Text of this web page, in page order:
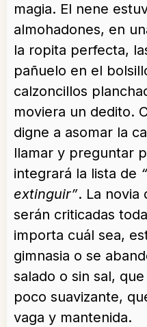
magia. El nene
almohadones, en
la ropita perfecta,
pañuelo en el
calzoncillos
moviera un dedito.
digne a asomar la
llamar y preguntar
integrará la lista de
extinguir”. La novia
serán criticadas
importa cuál sea,
gimnasia o se
salado o sin sal,
poco suavizante,
vaga y mantenida.